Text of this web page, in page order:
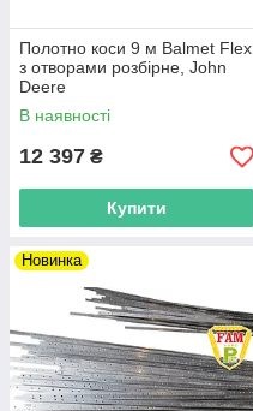
Полотно коси 9 м Balmet Flex
з отворами розбірне, John
Deere
В наявності
12 397 ₴
Купити
Новинка